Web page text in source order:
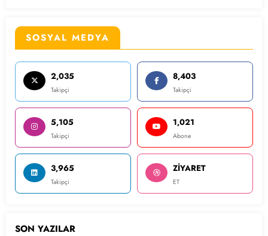
SOSYAL MEDYA
2,035
Takipçi
8,403
Takipçi
5,105
Takipçi
1,021
Abone
3,965
Takipçi
ZİYARET
ET
SON YAZILAR